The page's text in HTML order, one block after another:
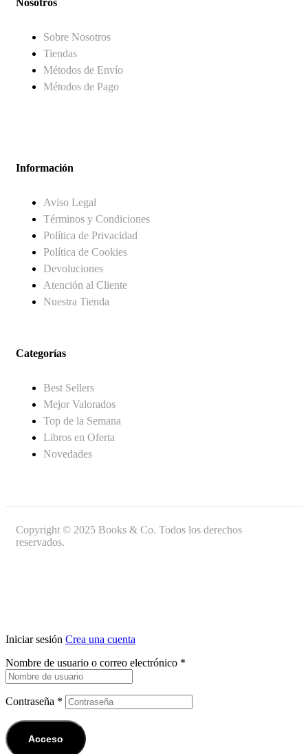
Nosotros
Sobre Nosotros
Tiendas
Métodos de Envío
Métodos de Pago
Información
Aviso Legal
Términos y Condiciones
Política de Privacidad
Política de Cookies
Devoluciones
Atención al Cliente
Nuestra Tienda
Categorías
Best Sellers
Mejor Valorados
Top de la Semana
Libros en Oferta
Novedades
Copyright © 2025 Books & Co. Todos los derechos
reservados.
Iniciar sesión Crea una cuenta
Nombre de usuario o correo electrónico *
Contraseña *
Acceso